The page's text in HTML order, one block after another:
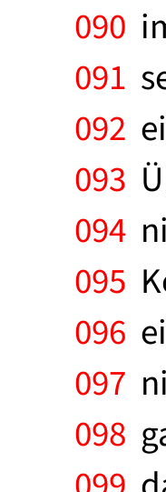
090
091
092
093
094
095
096
097
098